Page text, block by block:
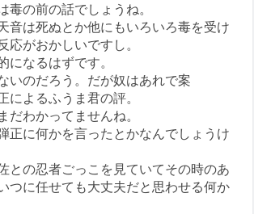
毒の前の話でしょうね。
音は死ぬとか他にもいろいろ毒を受け
応がおかしいですし。
になるはずです。
いのだろう。だが奴はあれで案
によるふうま君の評。
だわかってませんね。
正に何かを言ったとかなんでしょうけ
との忍者ごっこを見ていてその時のあ
つに任せても大丈夫だと思わせる何か